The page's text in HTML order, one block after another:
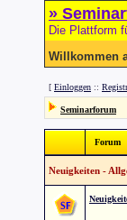
»
Die Plattform
Willkommen
[ Einloggen ::
Seminarforum
Forum
Neuigkeiten -